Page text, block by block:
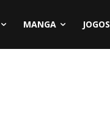
MANGA JOGOS